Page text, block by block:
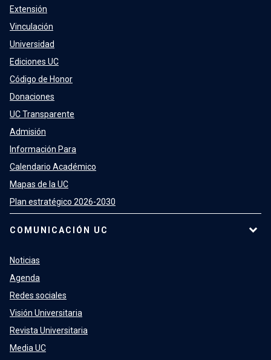
Extensión
Vinculación
Universidad
Ediciones UC
Código de Honor
Donaciones
UC Transparente
Admisión
Información Para
Calendario Académico
Mapas de la UC
Plan estratégico 2026-2030
COMUNICACIÓN UC
Noticias
Agenda
Redes sociales
Visión Universitaria
Revista Universitaria
Media UC